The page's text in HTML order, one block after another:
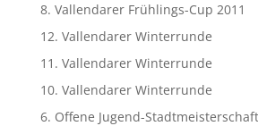
8. Vallendarer Frühlings-Cup 2011
12. Vallendarer Winterrunde
11. Vallendarer Winterrunde
10. Vallendarer Winterrunde
6. Offene Jugend-